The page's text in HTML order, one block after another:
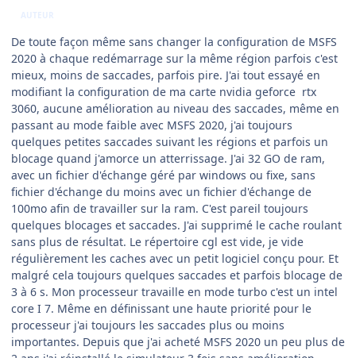
AUTEUR
De toute façon même sans changer la configuration de MSFS
2020 à chaque redémarrage sur la même région parfois c'est
mieux, moins de saccades, parfois pire. J'ai tout essayé en
modifiant la configuration de ma carte nvidia geforce rtx
3060, aucune amélioration au niveau des saccades, même en
passant au mode faible avec MSFS 2020, j'ai toujours
quelques petites saccades suivant les régions et parfois un
blocage quand j'amorce un atterrissage. J'ai 32 GO de ram,
avec un fichier d'échange géré par windows ou fixe, sans
fichier d'échange du moins avec un fichier d'échange de
100mo afin de travailler sur la ram. C'est pareil toujours
quelques blocages et saccades. J'ai supprimé le cache roulant
sans plus de résultat. Le répertoire cgl est vide, je vide
régulièrement les caches avec un petit logiciel conçu pour. Et
malgré cela toujours quelques saccades et parfois blocage de
3 à 6 s. Mon processeur travaille en mode turbo c'est un intel
core I 7. Même en définissant une haute priorité pour le
processeur j'ai toujours les saccades plus ou moins
importantes. Depuis que j'ai acheté MSFS 2020 un peu plus de